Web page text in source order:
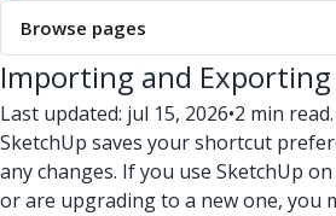
Browse pages
Importing and
Last updated: jul 15, 2026•2 min read.
SketchUp saves your shortcut
any changes. If you use SketchUp
or are upgrading to a new one, you